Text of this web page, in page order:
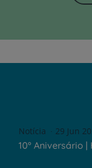
Notícia 29 Jun
10º Aniversário